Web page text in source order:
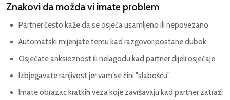
Znakovi da možda vi imate problem
Partner često kaže da se osjeća usamljeno ili nepovezano
Automatski mijenjate temu kad razgovor postane dubok
Osjećate anksioznost ili nelagodu kad partner dijeli osjećaje
Izbjegavate ranjivost jer vam se čini "slabošću"
Imate obrazac kratkih veza koje završavaju kad partner zatraži